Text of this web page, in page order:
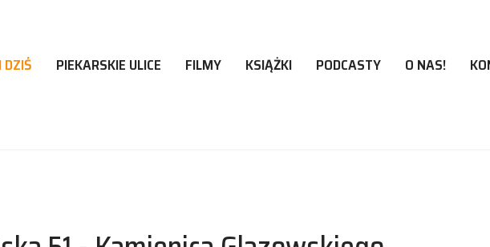
DZIŚ PIEKARSKIE ULICE FILMY KSIĄŻKI PODCASTY O NAS!